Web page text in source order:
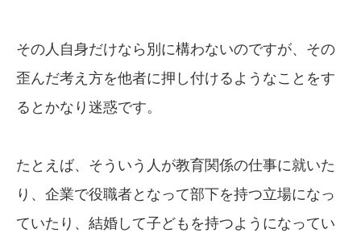
その人自身だけなら別に構わないのですが、その
歪んだ考え方を他者に押し付けるようなことをす
るとかなり迷惑です。
たとえば、そういう人が教育関係の仕事に就いた
り、企業で役職者となって部下を持つ立場になっ
ていたり、結婚して子どもを持つようになってい